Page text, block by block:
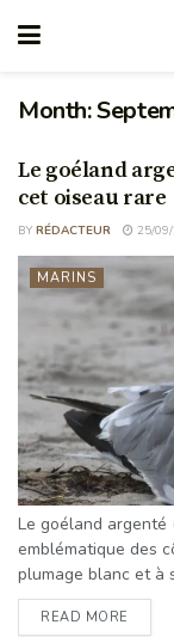
Month:
Le goéland
cet oiseau rare
BY RÉDACTEUR 25/
MARINS
Le goéland argenté
emblématique des
plumage blanc et à
goéland argenté
petits mammifères,
READ MORE